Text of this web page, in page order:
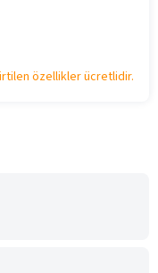
özellikler ücretlidir.